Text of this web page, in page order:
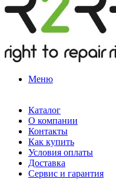
Меню
Каталог
О компании
Контакты
Как купить
Условия оплаты
Доставка
Сервис и гарантия